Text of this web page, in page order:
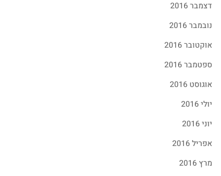
דצמבר 2016
נובמבר 2016
אוקטובר 2016
ספטמבר 2016
אוגוסט 2016
יולי 2016
יוני 2016
אפריל 2016
מרץ 2016